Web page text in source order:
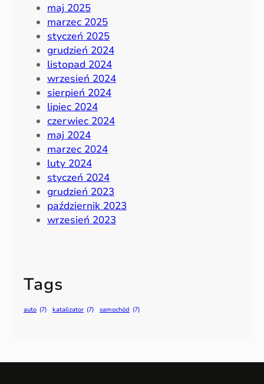
maj 2025
marzec 2025
styczeń 2025
grudzień 2024
listopad 2024
wrzesień 2024
sierpień 2024
lipiec 2024
czerwiec 2024
maj 2024
marzec 2024
luty 2024
styczeń 2024
grudzień 2023
październik 2023
wrzesień 2023
Tags
auto (7) katalizator (7) samochód (7)